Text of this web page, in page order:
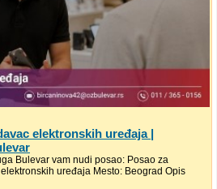
elektronskih uređaja |
Bulevar vam nudi posao: Posao za
uređaja Mesto: Beograd Opis